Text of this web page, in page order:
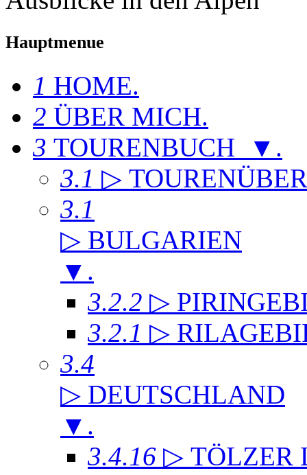
Hauptmenue
1 HOME.
2 ÜBER MICH.
3 TOURENBUCH ▼ .
3.1 ▷
3.1
▷ BULGARIEN
▼ .
3.2.2 ▷
3.2.1 ▷
3.4
▷ DEUTSCHLAND
▼ .
3.4.16 ▷ TÖLZER